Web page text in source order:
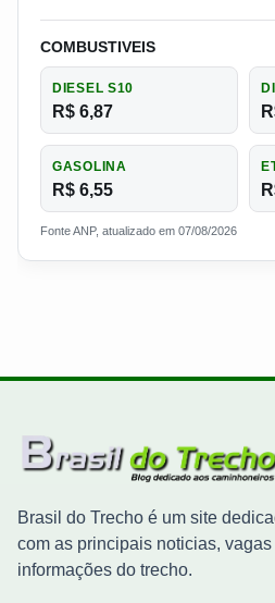
COMBUSTIVEIS
DIESEL S10
R$ 6,87
GASOLINA
R$ 6,55
Fonte ANP, atualizado em 07/08/2026
Brasil do Trecho é um site
com as principais noticias,
informações do trecho.